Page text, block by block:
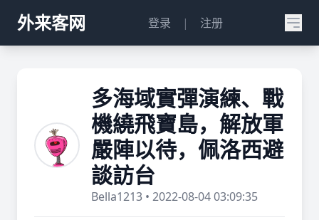
外来客网 登录 | 注册
多海域實彈演練、戰
機繞飛寶島，解放軍
嚴陣以待，佩洛西避
談訪台
Bella1213 • 2022-08-04 03:09:35